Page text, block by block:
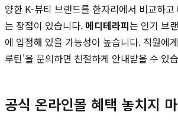
양한 K-뷰티 브랜드를 한자리에서 비교하
는 장점이 있습니다. 메디테라피는 인기 브
에 입점해 있을 가능성이 높습니다. 직원에
루틴'을 문의하면 친절하게 안내받을 수 있
공식 온라인몰 혜택 놓치지